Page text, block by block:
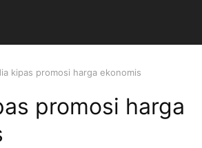
kipas promosi harga ekonomis
promosi harga